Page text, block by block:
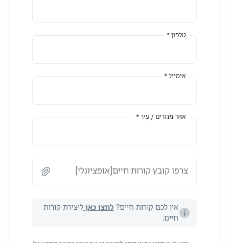
טלפון *
אימייל *
אזור מגורים / עיר *
צרפו קובץ קורות חיים[אופציונלי]
אין לכם קורות חיים? לחצו כאן ליצירת קורות
חיים.